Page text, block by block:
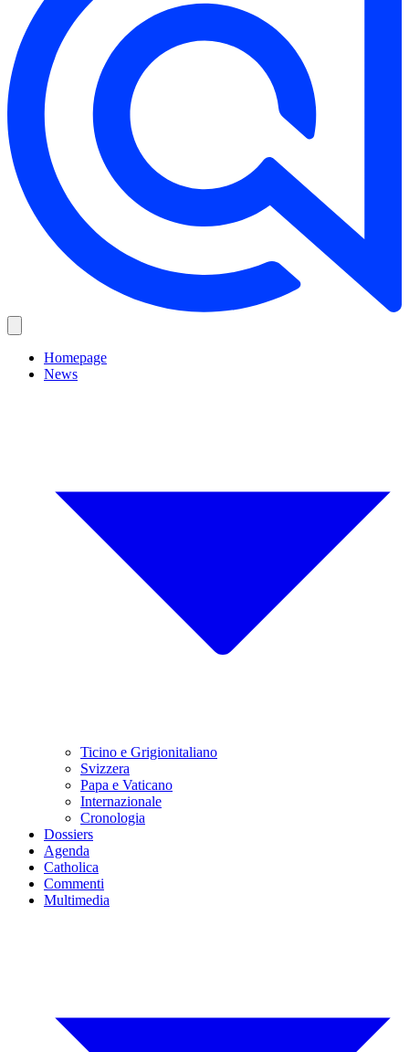
Homepage
News
Ticino e Grigionitaliano
Svizzera
Papa e Vaticano
Internazionale
Cronologia
Dossiers
Agenda
Catholica
Commenti
Multimedia